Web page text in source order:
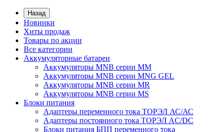
Назад
Новинки
Хиты продаж
Товары по акции
Все категории
Аккумуляторные батареи
Аккумуляторы MNB серии MM
Аккумуляторы MNB серии MNG GEL
Аккумуляторы MNB серии MR
Аккумуляторы MNB серии MS
Блоки питания
Адаптеры переменного тока ТОРЭЛ АС/АС
Адаптеры постоянного тока ТОРЭЛ AC/DC
Блоки питания БПП переменного тока